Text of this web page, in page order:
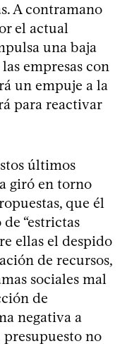
A contramano
el actual
una baja
empresas con
un empuje a la
para reactivar
últimos
giró en torno
que él
“estrictas
ellas el despido
de recursos,
sociales mal
de
negativa a
no